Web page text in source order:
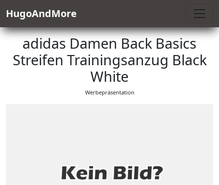
HugoAndMore
adidas Damen Back Basics
Streifen Trainingsanzug Black
White
Werbepräsentation